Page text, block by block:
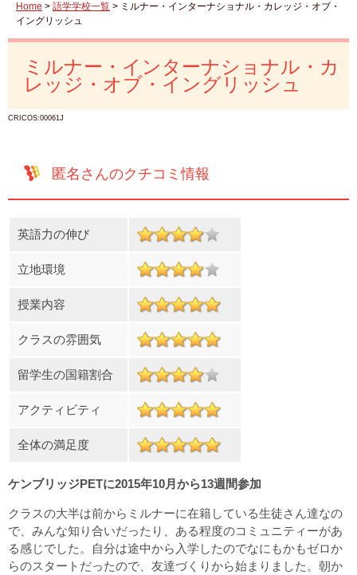
Home > 語学学校一覧 > ミルナー・インターナショナル・カレッジ・オブ・
イングリッシュ
ミルナー・インターナショナル・カ
レッジ・オブ・イングリッシュ
CRICOS:00061J
匿名さんのクチコミ情報
英語力の伸び
立地環境
授業内容
クラスの雰囲気
留学生の国籍割合
アクティビティ
全体の満足度
ケンブリッジPETに2015年10月から13週間参加
クラスの大半は前からミルナーに在籍している生徒さん達なの
で、みんな知り合いだったり、ある程度のコミュニティーがあ
る感じでした。自分は途中から入学したのでなにもかもゼロか
らのスタートだったので、友達づくりから始まりました。朝か